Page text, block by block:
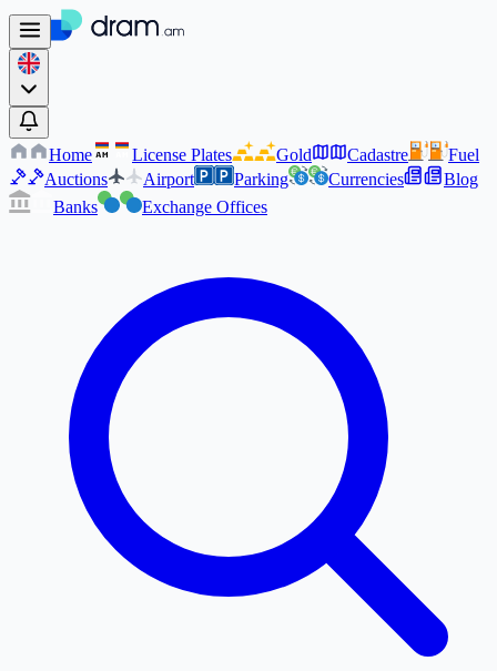
Home AM License Plates Gold Cadastre
Fuel
Auctions
Airport Parking Currencies
Blog
Banks
Exchange Offices